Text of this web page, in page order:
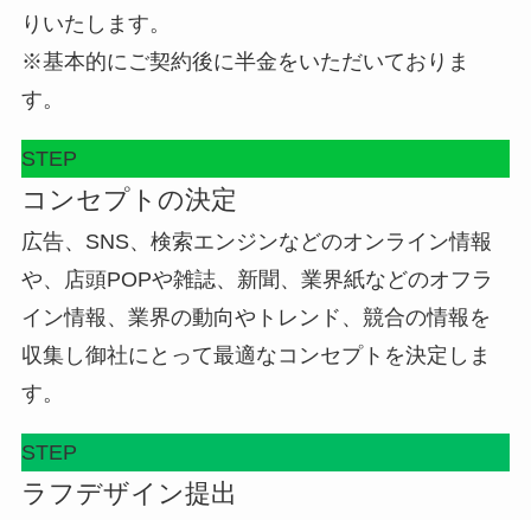
りいたします。
※基本的にご契約後に半金をいただいておりま
す。
STEP
コンセプトの決定
広告、SNS、検索エンジンなどのオンライン情報
や、店頭POPや雑誌、新聞、業界紙などのオフラ
イン情報、業界の動向やトレンド、競合の情報を
収集し御社にとって最適なコンセプトを決定しま
す。
STEP
ラフデザイン提出